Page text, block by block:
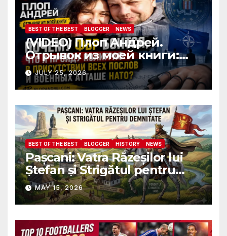
BEST OF THE BEST BLOGGER NEWS
(VIDEO) Плоп Андрей.
Отрывок из моей книги:
Почему ФБР боится, что я
пройду полиграф в
присутствии всех послов и
военных атташе НАТО?
JULY 25, 2026
BEST OF THE BEST BLOGGER HISTORY NEWS
Pașcani: Vatra Răzeșilor lui
Ștefan și Strigătul pentru
Demnitate în Fața
Amalgamării
MAY 15, 2026